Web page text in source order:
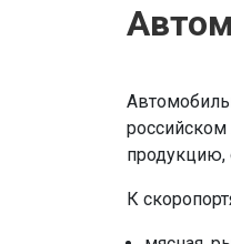
российском
продукцию,
К